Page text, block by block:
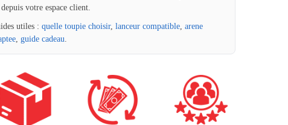
depuis votre espace client.
utiles : quelle toupie choisir, lanceur compatible, arene
, guide cadeau